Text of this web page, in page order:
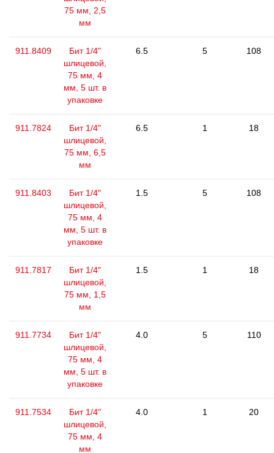
75 мм, 2,5
мм
911.8409
Бит 1/4"
шлицевой,
75 мм, 4
мм, 5 шт. в
упаковке
6.5 5 108
911.7824
Бит 1/4"
шлицевой,
75 мм, 6,5
мм
6.5 1 18
911.8403
Бит 1/4"
шлицевой,
75 мм, 4
мм, 5 шт. в
упаковке
1.5 5 108
911.7817
Бит 1/4"
шлицевой,
75 мм, 1,5
мм
1.5 1 18
911.7734
Бит 1/4"
шлицевой,
75 мм, 4
мм, 5 шт. в
упаковке
4.0 5 110
911.7534
Бит 1/4"
шлицевой,
75 мм, 4
мм
4.0 1 20